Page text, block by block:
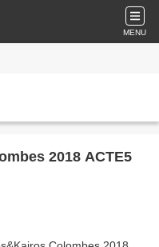
MENU
2018 ACTE5